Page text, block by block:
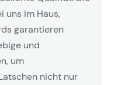
uns im Haus,
garantieren
und
um
nicht nur